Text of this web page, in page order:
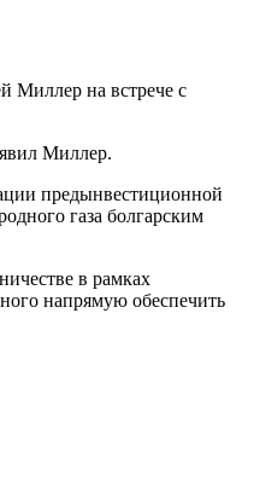
Миллер на встрече с
Миллер.
предынвестиционной
газа болгарским
в рамках
напрямую обеспечить